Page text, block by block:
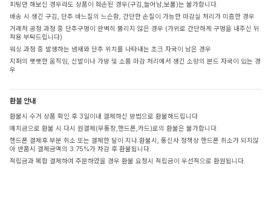
피팅만 해보신 경우라도 상품이 훼손된 경우(구김,늘어남,보풀)는 불가합니다.
배송 시 생긴 구김, 단추 바느질의 느슨함, 간단한 손질이 가능한 마감실 처리가 미흡한 경우
거래처 공정 과정 중 단추구멍이 완벽히 뚫리지 않은 경우 (가위로 간단하게 구멍을 내주신 뒤
착용 부탁드립니다)
워싱 과정 중 발생하는 냄새와 단추 위치를 나타내는 초크 자국이 남은 경우
지퍼의 뻣뻣한 움직임, 신발이나 가방 및 소품 마감 처리에서 생긴 소량의 본드 자국이 있는 경
우
환불 안내
환불시 수거 상품 확인 후 3일이내 결제하신 방법으로 환불해드립니다
예치금으로 환불 시 다시 원결제(무통장,핸드폰,카드)로의 환불은 불가합니다.
핸드폰 결제후 부분 취소 또는 결제한 달이 지나 환불시, 통신사 정책상 핸드폰 취소가 되지않
아 반품시 결제금액의 3.75%가 차감 후 환불됩니다.
적립금과 복합 결제하여 주문하였을 경우 환불 요청시 적립금이 우선적으로 환원됩니다.